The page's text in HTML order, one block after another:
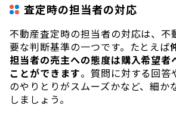
査定時の担当者の対応
不動産査定時の担当者の対応は、不
要な判断基準の一つです。たとえば
担当者の売主への態度は購入希望者
ことができます。質問に対する回答
のやりとりがスムーズかなど、細か
しましょう。